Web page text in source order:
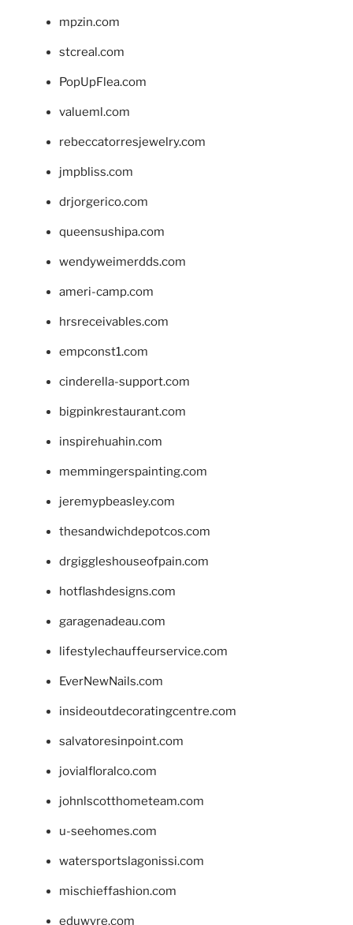
mpzin.com
stcreal.com
PopUpFlea.com
valueml.com
rebeccatorresjewelry.com
jmpbliss.com
drjorgerico.com
queensushipa.com
wendyweimerdds.com
ameri-camp.com
hrsreceivables.com
empconst1.com
cinderella-support.com
bigpinkrestaurant.com
inspirehuahin.com
memmingerspainting.com
jeremypbeasley.com
thesandwichdepotcos.com
drgiggleshouseofpain.com
hotflashdesigns.com
garagenadeau.com
lifestylechauffeurservice.com
EverNewNails.com
insideoutdecoratingcentre.com
salvatoresinpoint.com
jovialfloralco.com
johnlscotthometeam.com
u-seehomes.com
watersportslagonissi.com
mischieffashion.com
eduwyre.com